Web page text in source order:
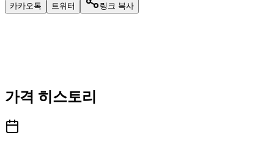
카카오톡 트위터 링크 복사
가격 히스토리